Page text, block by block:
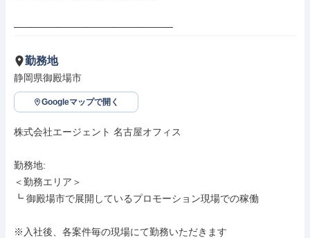
───────────────────────
勤務地
静岡県御殿場市
Googleマップで開く
株式会社エージェント 名古屋オフィス
勤務地:
＜勤務エリア＞
┗ 御殿場市で展開しているプロモーション現場での稼働
※入社後、各案件毎の現場にて勤務いただきます